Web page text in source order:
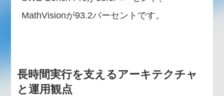
MathVisionが93.2パーセントです。
長時間実行を支えるアーキテクチャ
と運用観点